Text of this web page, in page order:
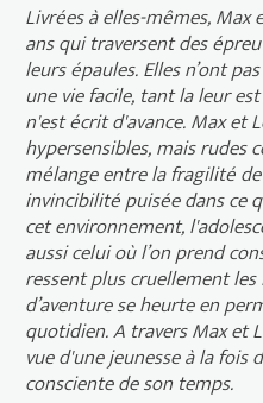
Livrées à elles-mêmes,
ans qui traversent des
leurs épaules. Elles n’ont
une vie facile, tant la leur
n'est écrit d'avance. Max et
hypersensibles, mais rudes
mélange entre la fragilité de
invincibilité puisée dans ce
cet environnement,
aussi celui où l’on prend
ressent plus cruellement
d’aventure se heurte en
quotidien. A travers Max et
vue d'une jeunesse à la fois
consciente de son temps.